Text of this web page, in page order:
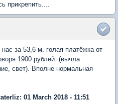
прикрепить....
за 53,6 м. голая платёжка от
1900 рублей. (вычла :
свет). Вполне нормальная
01 March 2018 - 11:51